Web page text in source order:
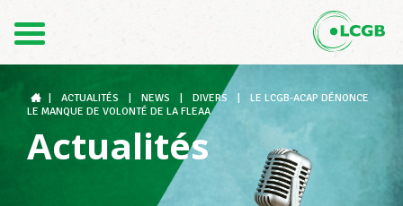
DE
Le LCGB
ACTUALITÉS NEWS DIVERS
LE LCGB-ACAP DÉNONCE
LE MANQUE DE VOLONTÉ DE LA FLEAA
Actualités